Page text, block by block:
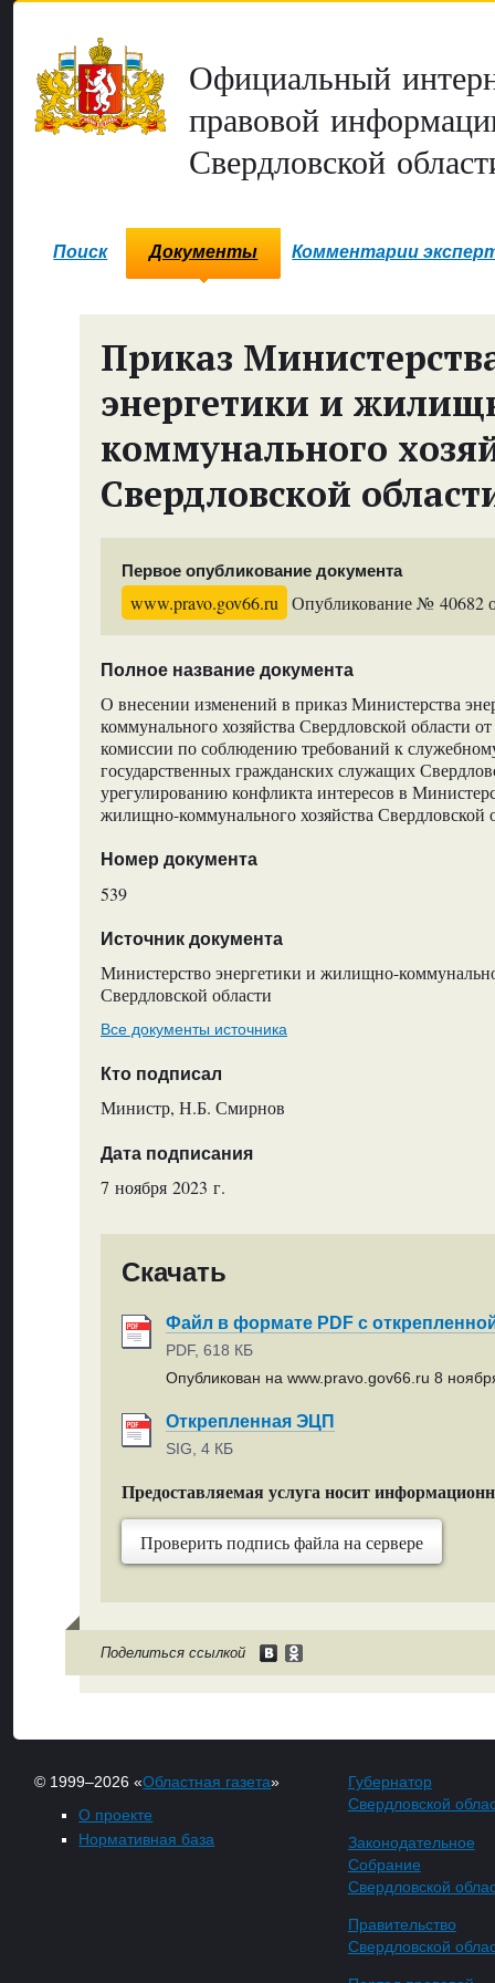
Официальный
правовой
Свердловской
Поиск Документы Комментарии
Приказ
энергетики и
коммунального
Свердловской
Первое опубликование документа
www.pravo.gov66.ru Опубликование № 40682
Полное название документа
О внесении изменений в приказ Министерства
коммунального хозяйства Свердловской области
комиссии по соблюдению требований к
государственных гражданских служащих
урегулированию конфликта интересов в
жилищно-коммунального хозяйства Свердловской
Номер документа
539
Источник документа
Министерство энергетики и жилищно-
Свердловской области
Все документы источника
Кто подписал
Министр, Н.Б. Смирнов
Дата подписания
7 ноября 2023 г.
Скачать
Файл в формате PDF с
PDF, 618 КБ
Опубликован на www.pravo.gov66.ru 8
Открепленная ЭЦП
SIG, 4 КБ
Предоставляемая услуга носит
Проверить подпись файла на сервере
Поделиться ссылкой
© 1999–2026 «Областная газета»
О проекте
Нормативная база
Губернатор
Свердловской
Законодательное
Собрание
Свердловской
Правительство
Свердловской